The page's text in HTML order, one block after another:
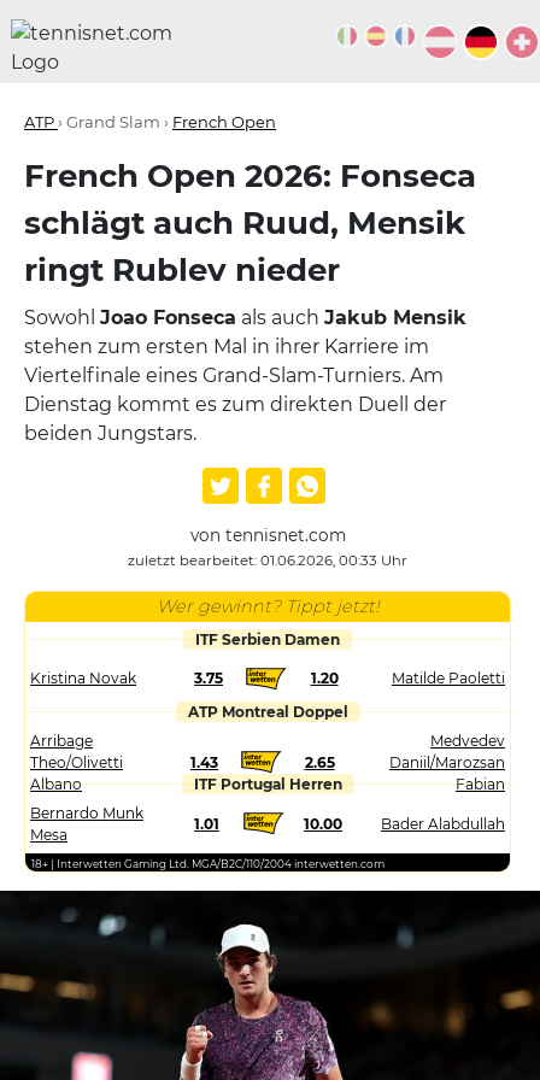
ATP› Grand Slam › French Open
French Open 2026: Fonseca
schlägt auch Ruud, Mensik
ringt Rublev nieder
Sowohl Joao Fonseca als auch Jakub Mensik
stehen zum ersten Mal in ihrer Karriere im
Viertelfinale eines Grand-Slam-Turniers. Am
Dienstag kommt es zum direkten Duell der
beiden Jungstars.
von tennisnet.com
zuletzt bearbeitet: 01.06.2026, 00:33 Uhr
Wer gewinnt? Tippt jetzt!
ITF Serbien Damen
Kristina Novak 3.75 1.20
Matilde Paoletti
ATP Montreal Doppel
Arribage
Theo/Olivetti
Albano
1.43 2.65
Medvedev
Daniil/Marozsan
Fabian
ITF Portugal Herren
Bernardo Munk
Mesa
1.01 10.00 Bader Alabdullah
18+ | Interwetten Gaming Ltd. MGA/B2C/110/2004 interwetten.com